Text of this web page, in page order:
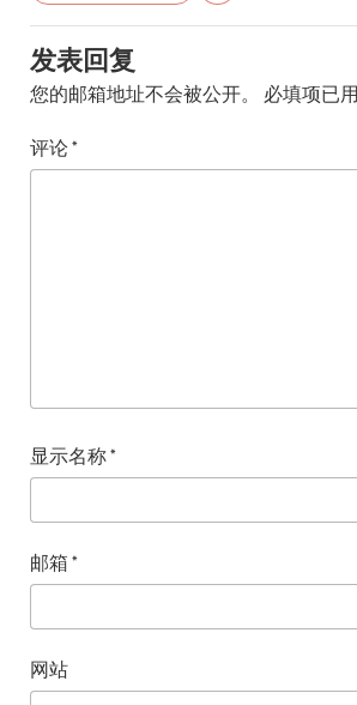
发表回复
您的邮箱地址不会被公开。 必填项已用
评论*
显示名称*
邮箱 *
网站